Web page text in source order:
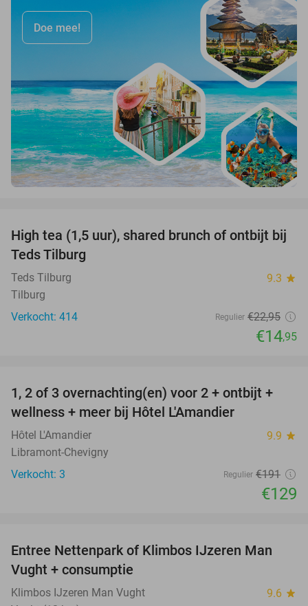
Doe mee!
35%
High tea (1,5 uur), shared brunch of ontbijt bij
Teds Tilburg
Teds Tilburg 9.3 star
Tilburg
Verkocht: 414
Regulier €22,95
€14,95
32%
TODAY
1, 2 of 3 overnachting(en) voor 2 + ontbijt +
wellness + meer bij Hôtel L'Amandier
Hôtel L'Amandier 9.9 star
Libramont-Chevigny
Verkocht: 3
Regulier €191
€129
29%
Entree Nettenpark of Klimbos IJzeren Man
Vught + consumptie
Klimbos IJzeren Man Vught 9.6 star